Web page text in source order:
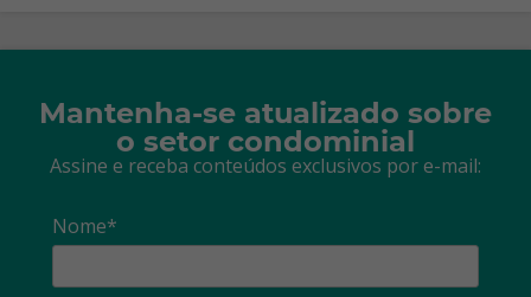
Mantenha-se atualizado sobre
o setor condominial
Assine e receba conteúdos exclusivos por e-mail:
Nome*